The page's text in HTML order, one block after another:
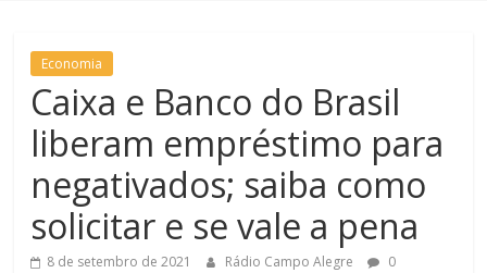
Economia
Caixa e Banco do Brasil
liberam empréstimo para
negativados; saiba como
solicitar e se vale a pena
8 de setembro de 2021 Rádio Campo Alegre
0